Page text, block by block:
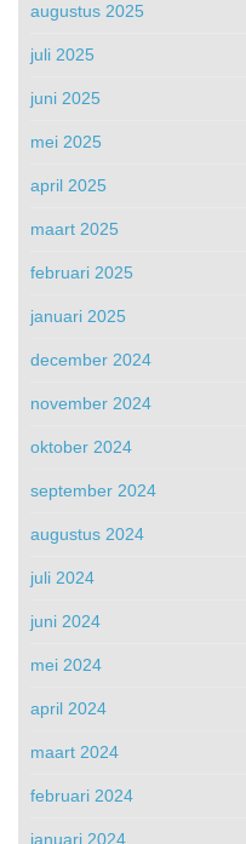
augustus 2025
juli 2025
juni 2025
mei 2025
april 2025
maart 2025
februari 2025
januari 2025
december 2024
november 2024
oktober 2024
september 2024
augustus 2024
juli 2024
juni 2024
mei 2024
april 2024
maart 2024
februari 2024
januari 2024